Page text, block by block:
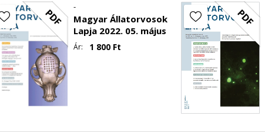
PDF -
Magyar Állatorvosok
Lapja 2022. 05. május
Ár: 1 800Ft
PDF